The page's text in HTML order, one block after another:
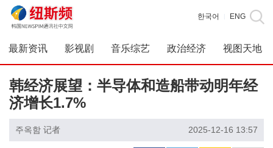
한국어 ENG
最新资讯 影视剧 音乐综艺 政治经济 视图天地
韩经济展望：半导体和造船带动明年经
济增长1.7%
주옥함 记者 2025-12-16 13:57